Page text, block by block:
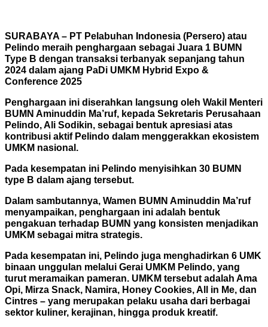
SURABAYA – PT Pelabuhan Indonesia (Persero) atau
Pelindo meraih penghargaan sebagai Juara 1 BUMN
Type B dengan transaksi terbanyak sepanjang tahun
2024 dalam ajang PaDi UMKM Hybrid Expo &
Conference 2025
Penghargaan ini diserahkan langsung oleh Wakil Menteri
BUMN Aminuddin Ma’ruf, kepada Sekretaris Perusahaan
Pelindo, Ali Sodikin, sebagai bentuk apresiasi atas
kontribusi aktif Pelindo dalam menggerakkan ekosistem
UMKM nasional.
Pada kesempatan ini Pelindo menyisihkan 30 BUMN
type B dalam ajang tersebut.
Dalam sambutannya, Wamen BUMN Aminuddin Ma’ruf
menyampaikan, penghargaan ini adalah bentuk
pengakuan terhadap BUMN yang konsisten menjadikan
UMKM sebagai mitra strategis.
Pada kesempatan ini, Pelindo juga menghadirkan 6 UMK
binaan unggulan melalui Gerai UMKM Pelindo, yang
turut meramaikan pameran. UMKM tersebut adalah Ama
Opi, Mirza Snack, Namira, Honey Cookies, All in Me, dan
Cintres – yang merupakan pelaku usaha dari berbagai
sektor kuliner, kerajinan, hingga produk kreatif.